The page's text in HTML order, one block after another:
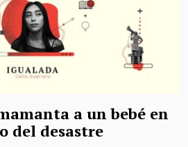
a un bebé en
del desastre